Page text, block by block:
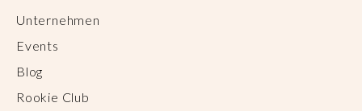
Unternehmen
Events
Blog
Rookie Club